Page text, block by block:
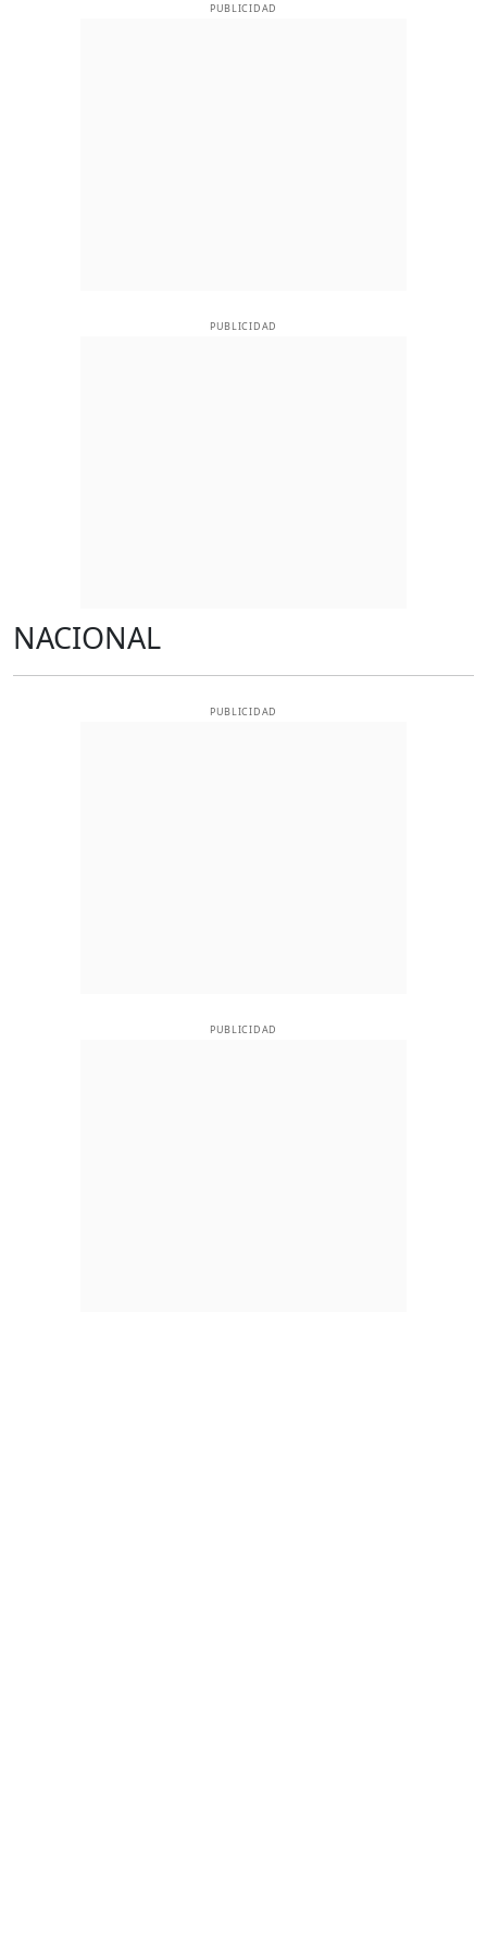
PUBLICIDAD
PUBLICIDAD
NACIONAL
PUBLICIDAD
PUBLICIDAD